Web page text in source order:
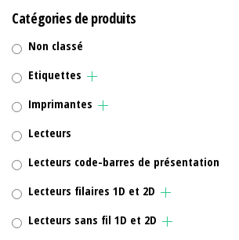
Catégories de produits
Non classé
Etiquettes
Imprimantes
Lecteurs
Lecteurs code-barres de présentation
Lecteurs filaires 1D et 2D
Lecteurs sans fil 1D et 2D